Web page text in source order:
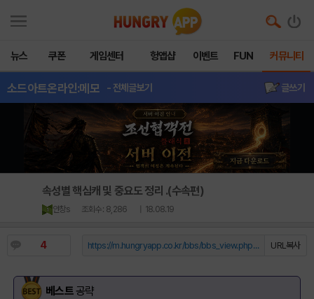
뉴스 쿠폰 게임센터 헝앱샵 이벤트 FUN 커뮤니티
소드아트온라인:메모 - 전체글보기 글쓰기
속성별 핵심캐 및 중요도 정리 .(수속편)
안창s 조회수 : 8,286 | 18.08.19
4 URL복사
https://m.hungryapp.co.kr/bbs/bbs_view.php?durl=Y...
베스트공략